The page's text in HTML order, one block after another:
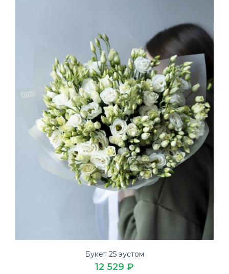
Букет 25 эустом
12 529 ₽